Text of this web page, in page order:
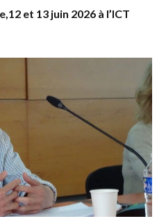
et 13 juin 2026 à l’ICT